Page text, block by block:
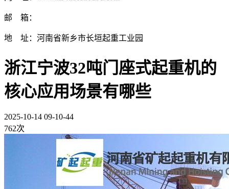
邮 箱：
地 址：河南省新乡市长垣起重工业园
浙江宁波32吨门座式起重机的
核心应用场景有哪些
2025-10-14 09-10-44
762次